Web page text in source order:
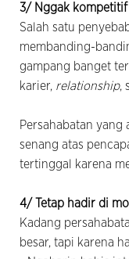
3/ Nggak
Salah satu
membanding-
gampang banget
karier, relationship,
Persahabatan
senang atas
tertinggal karena
4/ Tetap hadir di
Kadang
besar, tapi karena